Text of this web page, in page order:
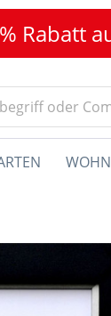
Rabatt